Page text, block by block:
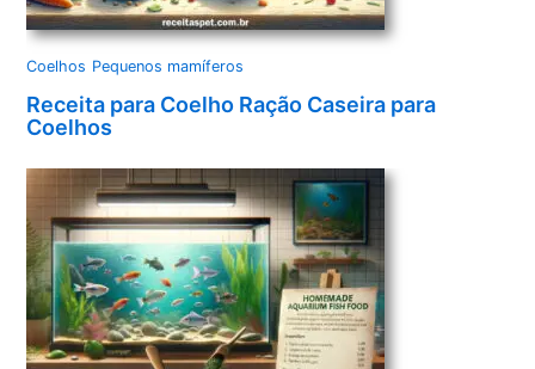
Coelhos Pequenos mamíferos
Receita para Coelho Ração Caseira para
Coelhos